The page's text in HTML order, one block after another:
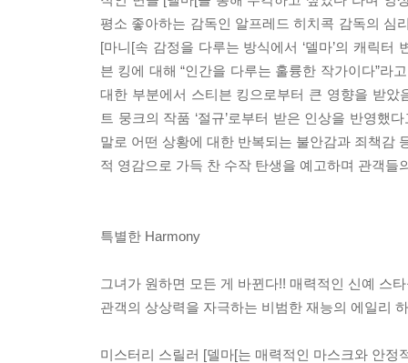
평소 좋아하는 감독인 알프레드 히치콕 감독의 심
[마니[속 감정을 다루는 방식에서 ‘델마’의 캐릭
븐 킹에 대해 “인간을 다루는 훌륭한 작가이다”라
대한 부분에서 스티븐 킹으로부터 큰 영향을 받
트 뭉크의 작품 ‘절규’로부터 받은 인상을 반영했
말로 어떤 상황에 대한 반복되는 불안감과 죄책감
적 영감으로 가득 찬 수작 탄생을 예고하며 관객들
특별한 Harmony
그녀가 원하면 모든 게 바뀐다!! 매력적인 신예 스
관객의 상상력을 자극하는 비범한 재능의 에일리
미스터리 스릴러 [델마[는 매력적인 마스크와 안